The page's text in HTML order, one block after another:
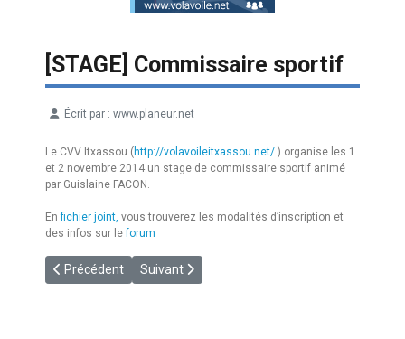
[STAGE] Commissaire sportif
Écrit par : www.planeur.net
Le CVV Itxassou (http://volavoileitxassou.net/ ) organise les 1
et 2 novembre 2014 un stage de commissaire sportif animé
par Guislaine FACON.
Enfichier joint, vous trouverez les modalités d’inscription et
des infos sur leforum
Article précédent : [CDF2015] Buno - 18 m et libre
Précédent Article suivant : [CDF] Vichy 2014
Suivant